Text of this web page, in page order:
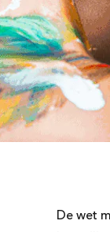
De wet